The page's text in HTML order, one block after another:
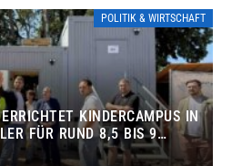
POLITIK & WIRTSCHAFT
KINDERCAMPUS IN
FÜR RUND 8,5 BIS 9